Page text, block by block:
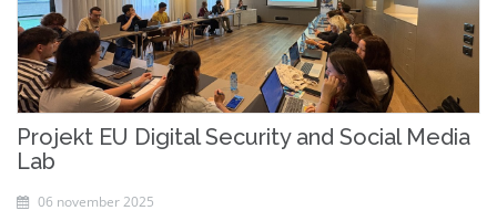
Projekt EU Digital Security and Social Media
Lab
06 november 2025